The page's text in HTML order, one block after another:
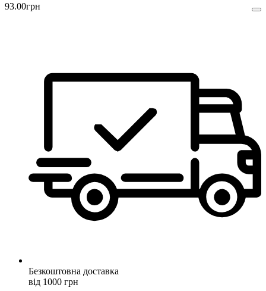
93.00грн
Безкоштовна доставка
від 1000 грн